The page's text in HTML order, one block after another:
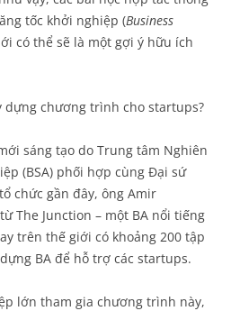
tốc khởi nghiệp (Business
có thể sẽ là một gợi ý hữu ích
dựng chương trình cho startups?
sáng tạo do Trung tâm Nghiên
(BSA) phối hợp cùng Đại sứ
chức gần đây, ông Amir
The Junction – một BA nổi tiếng
trên thế giới có khoảng 200 tập
BA để hỗ trợ các startups.
lớn tham gia chương trình này,